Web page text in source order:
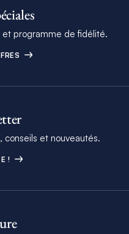
et programme de fidélité.
conseils et nouveautés.
!